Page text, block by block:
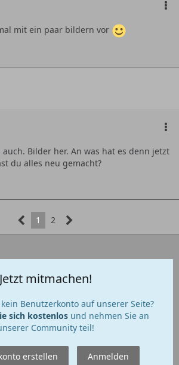
mit ein paar bildern vor
auch. Bilder her. An was hat es denn jetzt
du alles neu gemacht?
1 2
Jetzt mitmachen!
Benutzerkonto auf unserer Seite?
sich kostenlosund nehmen Sie an
Community teil!
erstellen Anmelden